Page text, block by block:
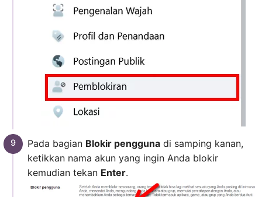
Pada bagian Blokir penggunadi samping kanan,
ketikkan nama akun yang ingin Anda blokir
kemudian tekan Enter.